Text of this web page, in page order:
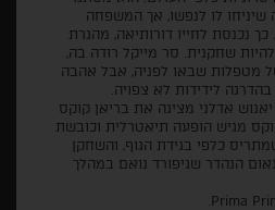
שיניחו לו לנפשו, אך המשפחה
נכנסת לחייו דורותיאה, מהגרת
שחקנית. סר מייקל רודה בה,
מטפלות שבאו לפניה, אבל אהבה
לידידות לא צפויה.
אדלני מציגה את בריאן קוקס
מגיש הופעה תיאטרלית וכובשת
כלפי בגידת הגוף, והשחקן
הנהדר שגיפורד נואם במהלך